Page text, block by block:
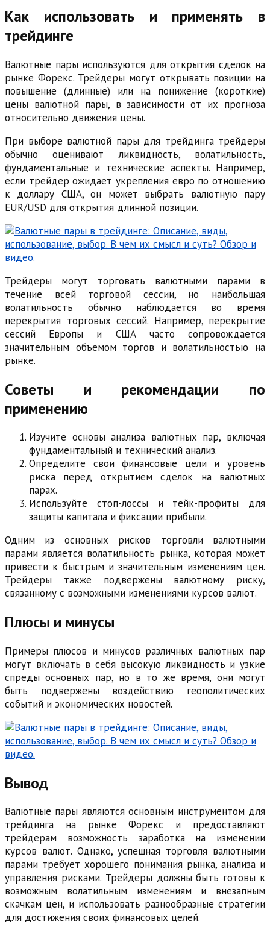
Как использовать и применять в
трейдинге
Валютные пары используются для открытия сделок на
рынке Форекс. Трейдеры могут открывать позиции на
повышение (длинные) или на понижение (короткие)
цены валютной пары, в зависимости от их прогноза
относительно движения цены.
При выборе валютной пары для трейдинга трейдеры
обычно оценивают ликвидность, волатильность,
фундаментальные и технические аспекты. Например,
если трейдер ожидает укрепления евро по отношению
к доллару США, он может выбрать валютную пару
EUR/USD для открытия длинной позиции.
Трейдеры могут торговать валютными парами в
течение всей торговой сессии, но наибольшая
волатильность обычно наблюдается во время
перекрытия торговых сессий. Например, перекрытие
сессий Европы и США часто сопровождается
значительным объемом торгов и волатильностью на
рынке.
Советы и рекомендации по
применению
Изучите основы анализа валютных пар, включая
фундаментальный и технический анализ.
Определите свои финансовые цели и уровень
риска перед открытием сделок на валютных
парах.
Используйте стоп-лоссы и тейк-профиты для
защиты капитала и фиксации прибыли.
Одним из основных рисков торговли валютными
парами является волатильность рынка, которая может
привести к быстрым и значительным изменениям цен.
Трейдеры также подвержены валютному риску,
связанному с возможными изменениями курсов валют.
Плюсы и минусы
Примеры плюсов и минусов различных валютных пар
могут включать в себя высокую ликвидность и узкие
спреды основных пар, но в то же время, они могут
быть подвержены воздействию геополитических
событий и экономических новостей.
Вывод
Валютные пары являются основным инструментом для
трейдинга на рынке Форекс и предоставляют
трейдерам возможность заработка на изменении
курсов валют. Однако, успешная торговля валютными
парами требует хорошего понимания рынка, анализа и
управления рисками. Трейдеры должны быть готовы к
возможным волатильным изменениям и внезапным
скачкам цен, и использовать разнообразные стратегии
для достижения своих финансовых целей.